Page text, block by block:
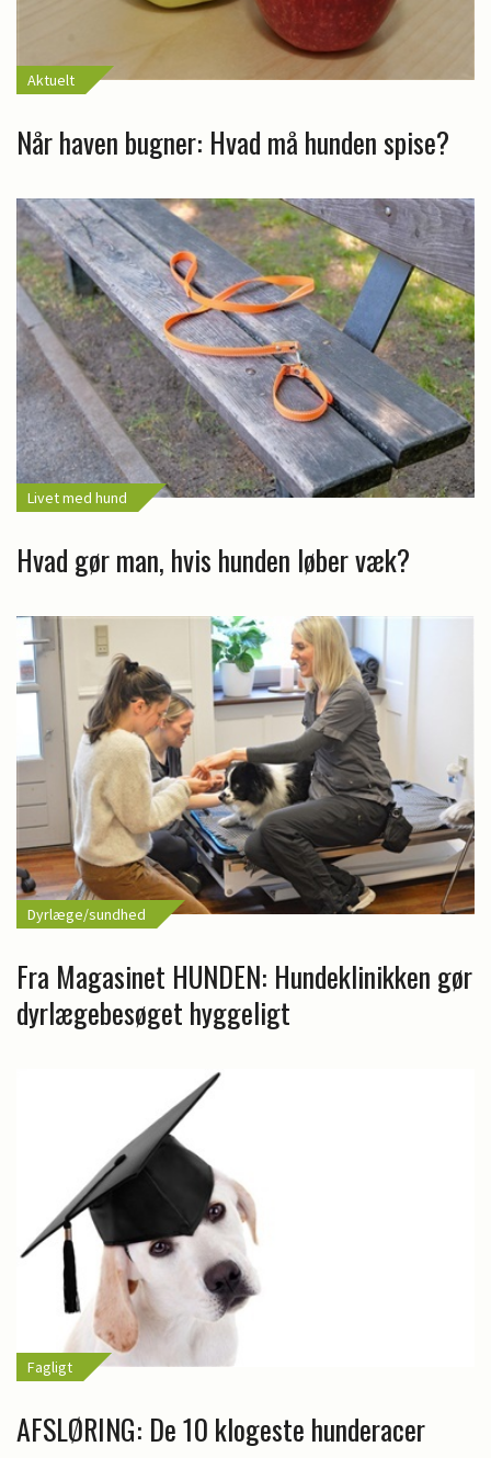
Aktuelt
Når haven bugner: Hvad må hunden spise?
Livet med hund
Hvad gør man, hvis hunden løber væk?
Dyrlæge/sundhed
Fra Magasinet HUNDEN: Hundeklinikken gør
dyrlægebesøget hyggeligt
Fagligt
AFSLØRING: De 10 klogeste hunderacer